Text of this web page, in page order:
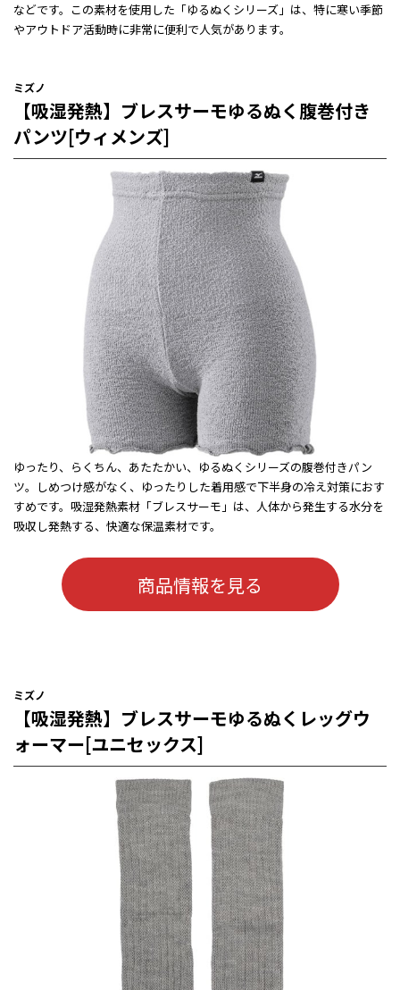
などです。この素材を使用した「ゆるぬくシリーズ」は、特に寒い季節
やアウトドア活動時に非常に便利で人気があります。
ミズノ
【吸湿発熱】ブレスサーモゆるぬく腹巻付き
パンツ[ウィメンズ]
ゆったり、らくちん、あたたかい、ゆるぬくシリーズの腹巻付きパン
ツ。しめつけ感がなく、ゆったりした着用感で下半身の冷え対策におす
すめです。吸湿発熱素材「ブレスサーモ」は、人体から発生する水分を
吸収し発熱する、快適な保温素材です。
商品情報を見る
ミズノ
【吸湿発熱】ブレスサーモゆるぬくレッグウ
ォーマー[ユニセックス]